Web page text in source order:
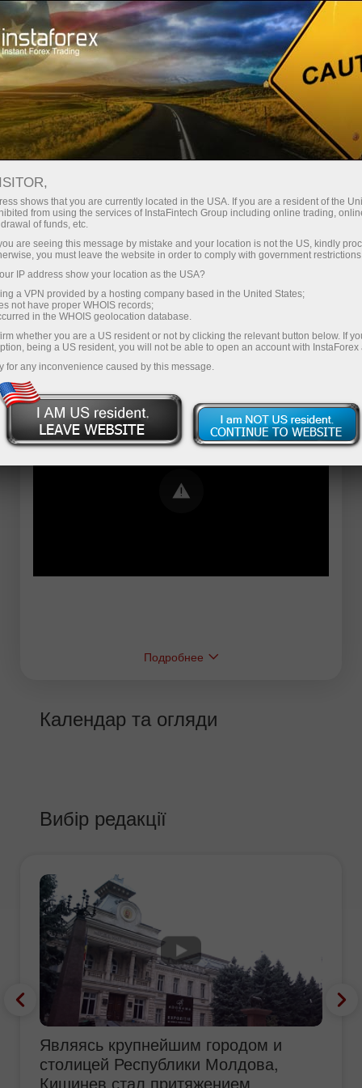
Трейдерам Форекс аналитика
Форекс ТВ
Форекс-видео новости
Error loading YouTube: Video could not be
played
Подробнее
Календар та огляди
Вибір редакції
Являясь крупнейшим городом и
столицей Республики Молдова,
Кишинев стал притяжением
shows that you are currently located in the USA. If you are a resident of the
from using the services of InstaFintech Group including online trading,
of funds, etc.
are seeing this message by mistake and your location is not the US, kindly
you must leave the website in order to comply with government
IP address show your location as the USA?
a VPN provided by a hosting company based in the United States;
not have proper WHOIS records;
in the WHOIS geolocation database.
whether you are a US resident or not by clicking the relevant button below. If
being a US resident, you will not be able to open an account with InstaForex
for any inconvenience caused by this message.